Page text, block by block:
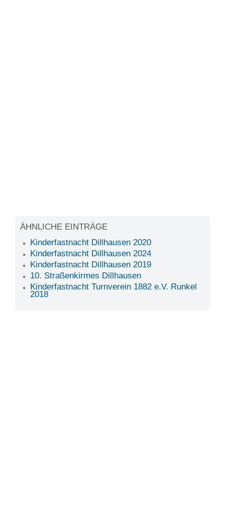
ÄHNLICHE EINTRÄGE
Kinderfastnacht Dillhausen 2020
Kinderfastnacht Dillhausen 2024
Kinderfastnacht Dillhausen 2019
10. Straßenkirmes Dillhausen
Kinderfastnacht Turnverein 1882 e.V. Runkel
2018